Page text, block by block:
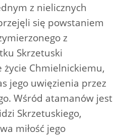
z nielicznych
się powstaniem
z
Skrzetuski
Chmielnickiemu,
jego uwięzienia przez
Wśród atamanów jest
Skrzetuskiego,
miłość jego